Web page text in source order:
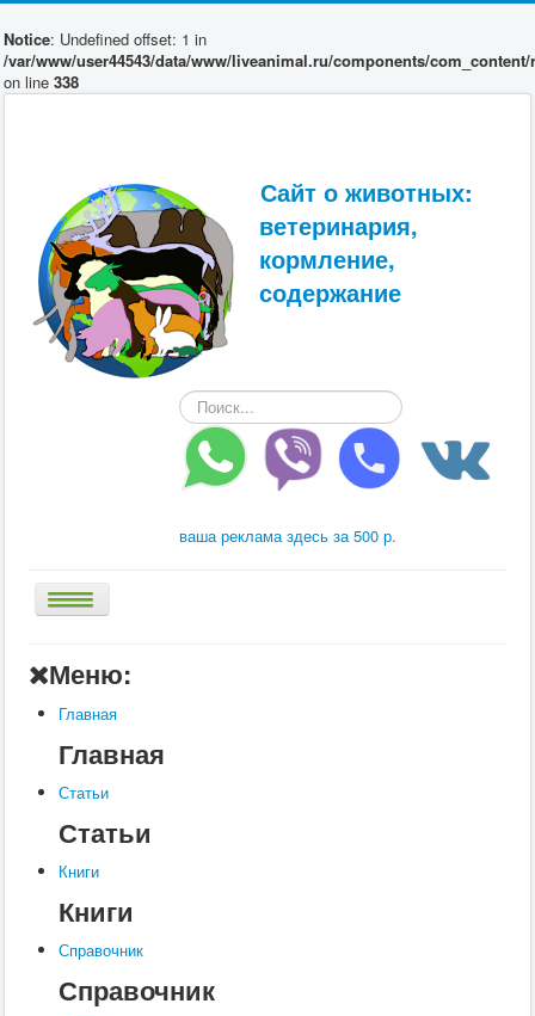
Notice: Undefined offset: 1 in
/var/www/user44543/data/www/liveanimal.ru/components/
on line 338
Сайт о животных:
ветеринария,
кормление,
содержание
Искать...
ваша реклама здесь за 500 р.
Книги
Услуги
Контакты
Шкатулки
Меню:
Главная
Главная
Статьи
Статьи
Книги
Книги
Справочник
Справочник